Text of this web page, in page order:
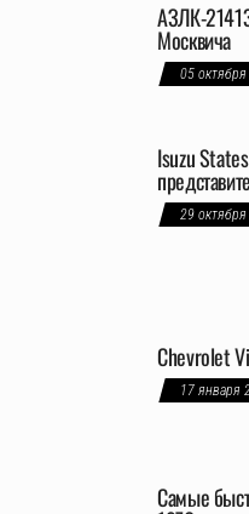
АЗЛК-
Москвича
05
Isuzu
29
Chevrolet
17 января
Самые